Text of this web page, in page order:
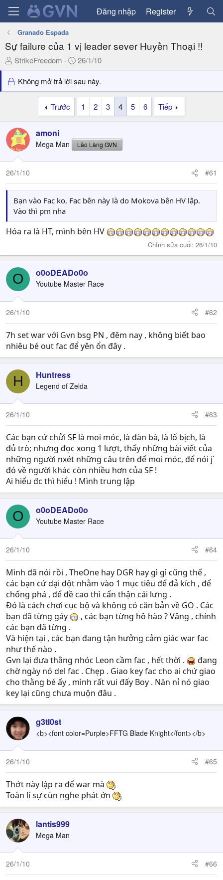
Đăng nhập Register
Granado Espada
Sự failure của 1 vị leader sever Huyền Thoại !!
T
r
e
t
a
r
e
r
StrikeFreedom
N
à
y
26/1/10
Không mở trả lời sau này.
Trước 1 2 3 4 5 6 Tiếp
amoni
Mega Man Lão Làng GVN
26/1/10 #61
Bạn vào Fac ko, Fac bên này là do Mokova bên HV lập.
Vào thì pm nha
Hóa ra là HT, mình bên HV
Chỉnh sửa cuối: 26/1/10
O o0oDEADo0o
Youtube Master Race
26/1/10 #62
7h set war với Gvn bsg PN , đêm nay , không biết bao
nhiêu bé out fac để yên ổn đây .
H Huntress
Legend of Zelda
26/1/10 #63
Các bạn cứ chửi SF là moi móc, là đàn bà, là lố bịch, là
đủ trò; nhưng đọc xong 1 lượt, thấy những bài viết của
những người nxét những câu trên để moi móc, để nói j`
đó về người khác còn nhiều hơn của SF !
Ai hiểu đc thì hiểu ! Mình trung lập
O o0oDEADo0o
Youtube Master Race
26/1/10 #64
Mình đã nói rồi , TheOne hay DGR hay gì gì cũng thế ,
các bạn cứ dại dột nhằm vào 1 mục tiêu để đả kích , để
chống phá , để đề cao thì cẩn thận cái lưng .
Đó là cách chơi cục bộ và không có căn bản về GO . Các
bạn đã từng gáy
, các bạn từng hô hào ? Vâng , chính
các bạn đã từng .
Và hiện tại , các bạn đang tận hưởng cảm giác war fac
như thế nào .
Gvn lại đưa thằng nhóc Leon cầm fac , hết thời .
đang
chờ ngày nó del fac . Chẹp . Giao key fac cho ai chứ giao
cho thằng bé ấy , mình rất vui đấy Boy . Năn nỉ nó giao
key lại cũng chưa muộn đâu .
g3tl0st
<b><font color=Purple>FFTG Blade Knight</font></b>
26/1/10 #65
Thớt này lập ra để war mà
Toàn lí sự cùn nghe phát ớn
lantis999
Mega Man
26/1/10 #66